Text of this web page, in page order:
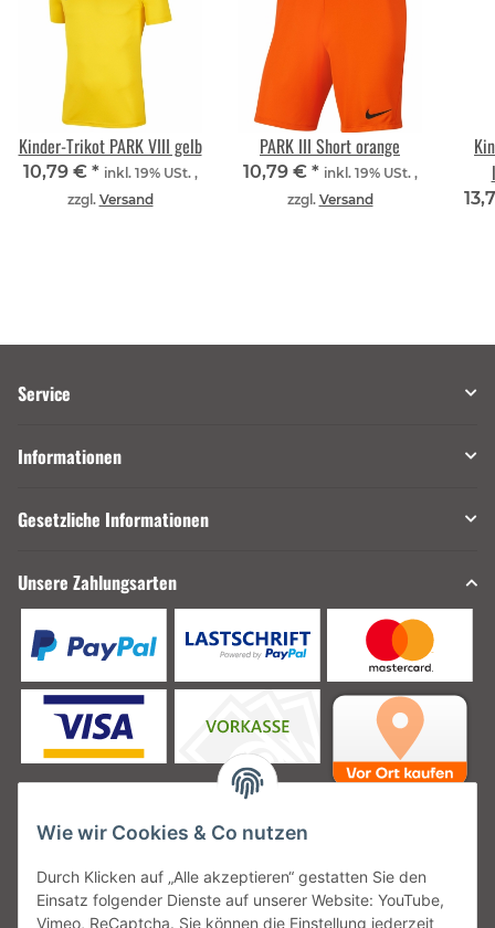
Kinder-Trikot PARK VIII gelb
10,79 € * inkl. 19% USt. ,
zzgl. Versand
PARK III Short orange
10,79 € * inkl. 19% USt. ,
zzgl. Versand
Service
Informationen
Gesetzliche Informationen
Unsere Zahlungsarten
Unsere Versanddienstleister
Wie wir Cookies & Co nutzen
Durch Klicken auf „Alle akzeptieren“ gestatten Sie den
Einsatz folgender Dienste auf unserer Website: YouTube,
Vimeo, ReCaptcha. Sie können die Einstellung jederzeit